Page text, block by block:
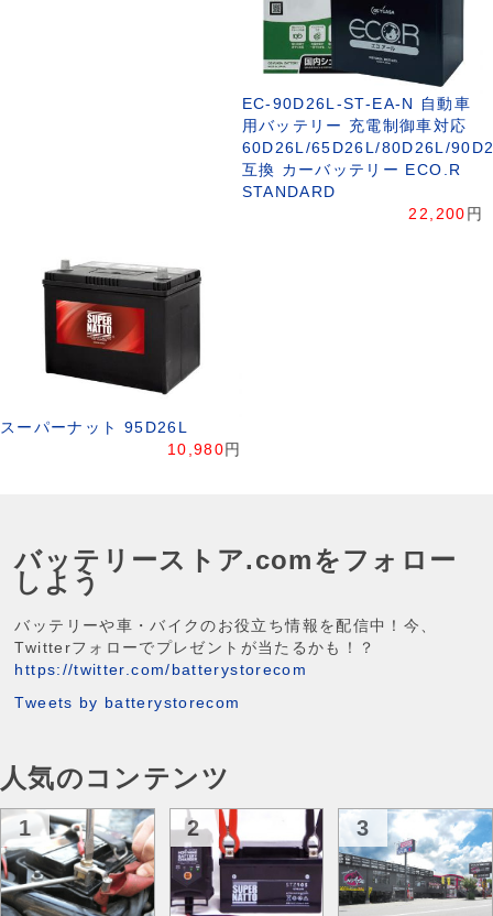
EC-90D26L-ST-EA-N 自動車
用バッテリー 充電制御車対応
60D26L/65D26L/80D26L/
互換 カーバッテリー ECO.R
STANDARD
22,200 円
スーパーナット 95D26L
10,980 円
バッテリーストア.comをフォロー
しよう
バッテリーや車・バイクのお役立ち情報を配信中！今、
Twitterフォローでプレゼントが当たるかも！？
https://twitter.com/batterystorecom
Tweets by batterystorecom
人気のコンテンツ
1 2 3